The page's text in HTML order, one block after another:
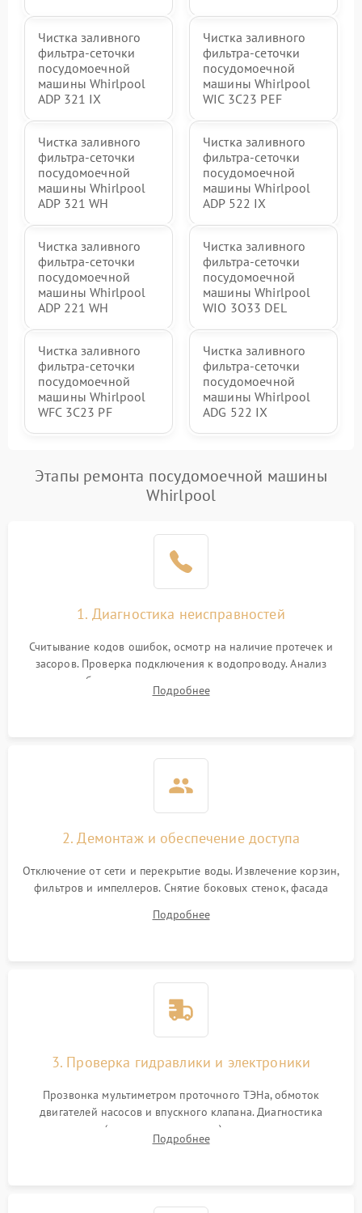
Чистка заливного
фильтра-сеточки
посудомоечной
машины Whirlpool
ADP 321 IX
Чистка заливного
фильтра-сеточки
посудомоечной
машины Whirlpool
WIC 3C23 PEF
Чистка заливного
фильтра-сеточки
посудомоечной
машины Whirlpool
ADP 321 WH
Чистка заливного
фильтра-сеточки
посудомоечной
машины Whirlpool
ADP 522 IX
Чистка заливного
фильтра-сеточки
посудомоечной
машины Whirlpool
ADP 221 WH
Чистка заливного
фильтра-сеточки
посудомоечной
машины Whirlpool
WIO 3O33 DEL
Чистка заливного
фильтра-сеточки
посудомоечной
машины Whirlpool
WFC 3C23 PF
Чистка заливного
фильтра-сеточки
посудомоечной
машины Whirlpool
ADG 522 IX
Этапы ремонта посудомоечной машины
Whirlpool
1. Диагностика неисправностей
Считывание кодов ошибок, осмотр на наличие протечек и
засоров. Проверка подключения к водопроводу. Анализ
жалоб на отсутствие слива, нагрева, вращения
разбрызгивателей или срабатывание системы защиты
Подробнее
2. Демонтаж и обеспечение доступа
Отключение от сети и перекрытие воды. Извлечение корзин,
фильтров и импеллеров. Снятие боковых стенок, фасада
циркуляционному насосу, ТЭНу и сливной помпе.
Подробнее
3. Проверка гидравлики и электроники
Прозвонка мультиметром проточного ТЭНа, обмоток
двигателей насосов и впускного клапана. Диагностика
прессостата (датчика уровня воды), датчика мутности,
концевика дверцы и электронного модуля управления.
Подробнее